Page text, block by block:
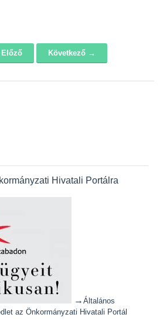
Következő →
Hivatali Portálra
→ Általános
az Önkormányzati Hivatali Portál